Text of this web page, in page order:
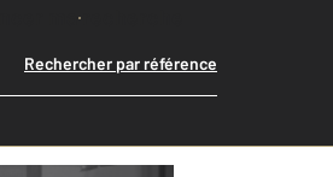
Lancer ma recherche
Rechercher par référence